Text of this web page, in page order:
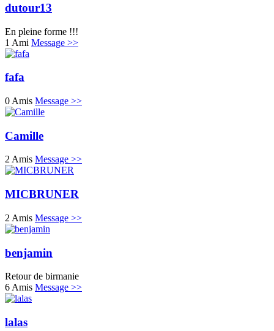
dutour13
En pleine forme !!!
1 Ami Message >>
fafa
0 Amis Message >>
Camille
2 Amis Message >>
MICBRUNER
2 Amis Message >>
benjamin
Retour de birmanie
6 Amis Message >>
lalas